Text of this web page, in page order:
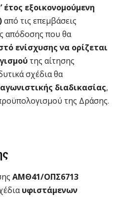
εξοικονομούμενη
από τις επεμβάσεις
απόδοσης που θα
ενίσχυσης να ορίζεται
της αίτησης
σχέδια θα
διαδικασίας,
της Δράσης.
ΑΜΘ41/ΟΠΣ6713
υφιστάμενων